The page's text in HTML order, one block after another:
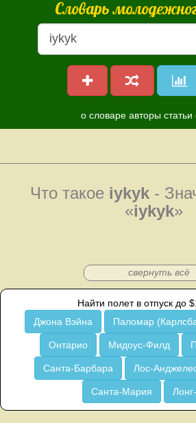
Словарь
о словаре авторы статьи
Что такое iykyk -
«iykyk»
свернуть всё
Найти полет в отпуск до
Джона Вэйна
Паломар
Онтарио Мидоус-Филд
Санта-Барбара Лос-
Санта-Мария